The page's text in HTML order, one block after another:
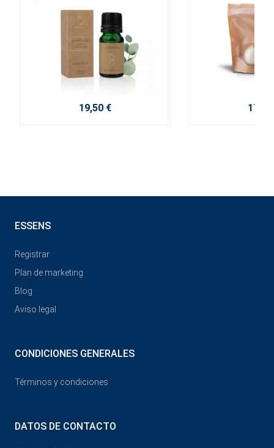
19,50 € 17,60
ESSENS
Registrar
Plan de marketing
Blog
Aviso legal
CONDICIONES GENERALES
Términos y condiciones
DATOS DE CONTACTO